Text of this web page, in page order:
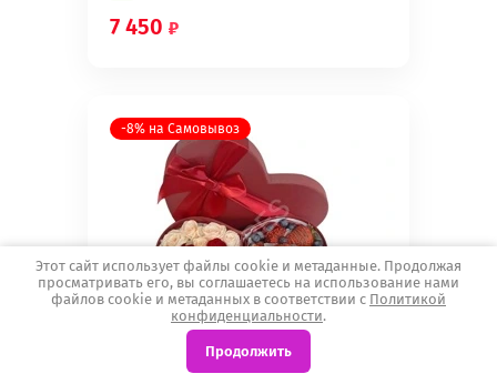
Этот сайт использует файлы cookie и метаданные. Продолжая
просматривать его, вы соглашаетесь на использование нами
файлов cookie и метаданных в соответствии с Политикой
конфиденциальности.
Продолжить
7 450
-8% на Самовывоз